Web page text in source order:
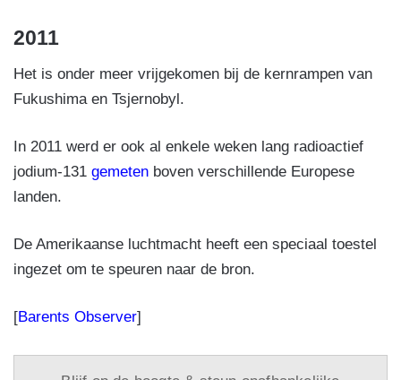
2011
Het is onder meer vrijgekomen bij de kernrampen van
Fukushima en Tsjernobyl.
In 2011 werd er ook al enkele weken lang radioactief
jodium-131 gemeten boven verschillende Europese
landen.
De Amerikaanse luchtmacht heeft een speciaal toestel
ingezet om te speuren naar de bron.
[Barents Observer]